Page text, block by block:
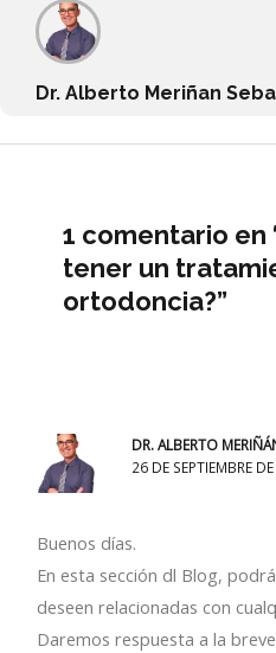
Dr. Alberto Meriñan
1 comentario en
tener un
ortodoncia?”
DR. ALBERTO
26 DE SEPTIEMBRE
Buenos días.
En esta sección dl Blog,
deseen relacionadas con
Daremos respuesta a la